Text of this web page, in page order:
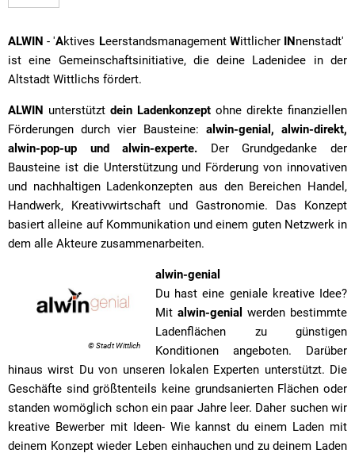
ALWIN - 'Aktives Leerstandsmanagement Wittlicher INnenstadt'
ist eine Gemeinschaftsinitiative, die deine Ladenidee in der
Altstadt Wittlichs fördert.
ALWIN unterstützt dein Ladenkonzept ohne direkte finanziellen
Förderungen durch vier Bausteine: alwin-genial, alwin-direkt,
alwin-pop-up und alwin-experte. Der Grundgedanke der
Bausteine ist die Unterstützung und Förderung von innovativen
und nachhaltigen Ladenkonzepten aus den Bereichen Handel,
Handwerk, Kreativwirtschaft und Gastronomie. Das Konzept
basiert alleine auf Kommunikation und einem guten Netzwerk in
dem alle Akteure zusammenarbeiten.
© Stadt Wittlich
alwin-genial
Du hast eine geniale kreative Idee?
Mit alwin-genial werden bestimmte
Ladenflächen zu günstigen
Konditionen angeboten. Darüber
hinaus wirst Du von unseren lokalen Experten unterstützt. Die
Geschäfte sind größtenteils keine grundsanierten Flächen oder
standen womöglich schon ein paar Jahre leer. Daher suchen wir
kreative Bewerber mit Ideen- Wie kannst du einem Laden mit
deinem Konzept wieder Leben einhauchen und zu deinem Laden